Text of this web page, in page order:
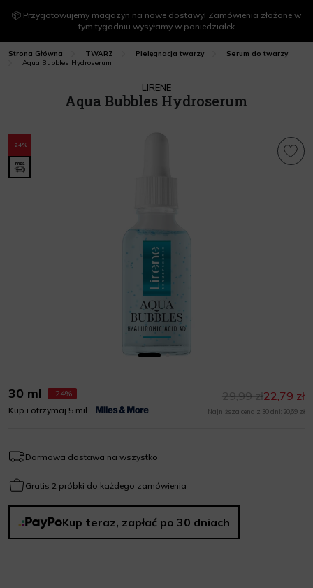
📦 Przygotowujemy magazyn na nowe dostawy! Zamówienia złożone w
tym tygodniu wysyłamy w poniedziałek
Strona Główna TWARZ Pielęgnacja twarzy
Serum do twarzy
Aqua Bubbles Hydroserum
LIRENE
Aqua Bubbles Hydroserum
-24%
30 ml
-24%
Kup i otrzymaj 5 mil
22,79 zł
29,99 zł
Najniższa cena z 30 dni: 20,69 zł
Darmowa dostawa na wszystko
Gratis 2 próbki do każdego zamówienia
Kup teraz, zapłać po 30 dniach